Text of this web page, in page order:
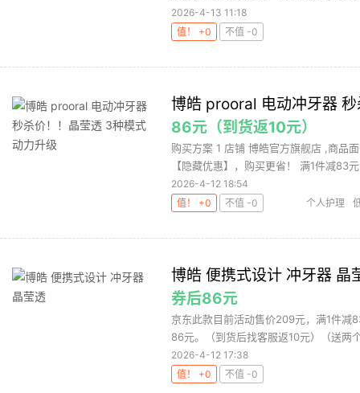
2026-4-13 11:18
值！ +0
不值 -0
博皓 prooral 电动冲牙器
86元（到货返10元）
购买方案 1 店铺 博皓官方旗舰店 ,商品
【隐藏优惠】，购买更省！ 满1件减83
2026-4-12 18:54
值！ +0
不值 -0 个人护理
博皓 便携式设计 冲牙器 晶
券后86元
京东此款目前活动售价209元，满1件减
86元。（到货后找客服返10元）（送两
2026-4-12 17:38
值！ +0
不值 -0